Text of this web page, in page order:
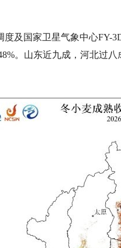
度及国家卫星气象中心FY-
。山东近九成，河北过